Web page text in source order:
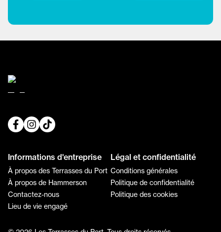
Informations d'entreprise
À propos des Terrasses du Port
À propos de Hammerson
Contactez-nous
Lieu de vie engagé
Légal et confidentialité
Conditions générales
Politique de confidentialité
Politique des cookies